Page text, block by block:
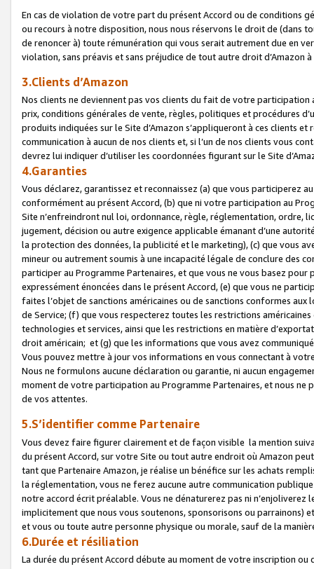
En cas de violation de votre part du présent Accord ou de conditions
ou recours à notre disposition, nous nous réservons le droit de (dans
de renoncer à) toute rémunération qui vous serait autrement due en
violation, sans préavis et sans préjudice de tout autre droit
3.Clients d’Amazon
Nos clients ne deviennent pas vos clients du fait de votre
prix, conditions générales de vente, règles, politiques et procédures
produits indiquées sur le Site d’Amazon s’appliqueront à ces clients
communication à aucun de nos clients et, si l’un de nos clients vous
devrez lui indiquer d’utiliser les coordonnées figurant sur le Site
4.Garanties
Vous déclarez, garantissez et reconnaissez (a) que vous participerez
conformément au présent Accord, (b) que ni votre participation au
Site n’enfreindront nul loi, ordonnance, règle, réglementation, ordre,
jugement, décision ou autre exigence applicable émanant d’une
la protection des données, la publicité et le marketing), (c) que vous
mineur ou autrement soumis à une incapacité légale de conclure des
participer au Programme Partenaires, et que vous ne vous basez
expressément énoncées dans le présent Accord, (e) que vous ne
faites l’objet de sanctions américaines ou de sanctions conformes
de Service; (f) que vous respecterez toutes les restrictions
technologies et services, ainsi que les restrictions en matière
droit américain; et (g) que les informations que vous avez
Vous pouvez mettre à jour vos informations en vous connectant à
Nous ne formulons aucune déclaration ou garantie, ni aucun
moment de votre participation au Programme Partenaires, et nous
de vos attentes.
5.S’identifier comme Partenaire
Vous devez faire figurer clairement et de façon visible la mention
du présent Accord, sur votre Site ou tout autre endroit où Amazon
tant que Partenaire Amazon, je réalise un bénéfice sur les achats
la réglementation, vous ne ferez aucune autre communication
notre accord écrit préalable. Vous ne dénaturerez pas ni
implicitement que nous vous soutenons, sponsorisons ou parrainons)
et vous ou toute autre personne physique ou morale, sauf de la
6.Durée et résiliation
La durée du présent Accord débute au moment de votre inscription